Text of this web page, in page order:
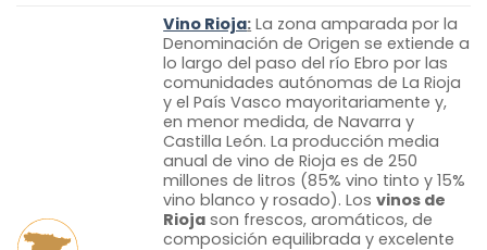
Vino Rioja: La zona amparada por la
Denominación de Origen se extiende a
lo largo del paso del río Ebro por las
comunidades autónomas de La Rioja
y el País Vasco mayoritariamente y,
en menor medida, de Navarra y
Castilla León. La producción media
anual de vino de Rioja es de 250
millones de litros (85% vino tinto y 15%
vino blanco y rosado). Losvinos de
Rioja son frescos, aromáticos, de
composición equilibrada y excelente